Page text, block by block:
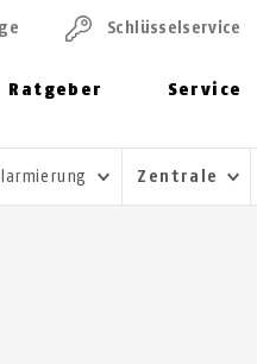
Ratgeber Service
Schlüssel­service
Zentrale